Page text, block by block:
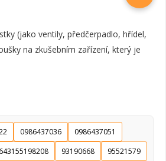
(jako ventily, předčerpadlo, hřídel,
na zkušebním zařízení, který je
0986437036
0986437051
93190668 95521579